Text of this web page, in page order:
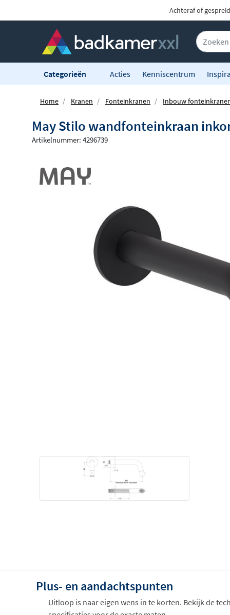
Achteraf of
Categorieën Acties Kenniscentrum
Home Kranen Fonteinkranen Inbouw
May Stilo wandfonteinkraan
Artikelnummer: 4296739
Plus- en aandachtspunten
Uitloop is naar eigen wens in te korten. Bekijk de